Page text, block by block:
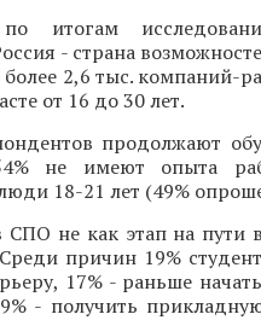
итогам
- страна
2,6 тыс. компаний-
от 16 до 30 лет.
продолжают
54% не имеют опыта
18-21 лет (49%
не как этап на пути
причин 19%
17% - раньше
- получить